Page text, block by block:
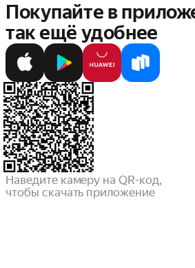
Покупайте в
так ещё удобнее
Наведите камеру на QR-код,
чтобы скачать приложение